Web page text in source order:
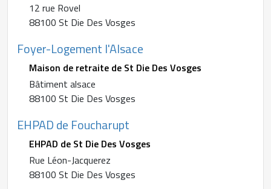
12 rue Rovel
88100 St Die Des Vosges
Foyer-Logement l'Alsace
Maison de retraite de St Die Des Vosges
Bâtiment alsace
88100 St Die Des Vosges
EHPAD de Foucharupt
EHPAD de St Die Des Vosges
Rue Léon-Jacquerez
88100 St Die Des Vosges